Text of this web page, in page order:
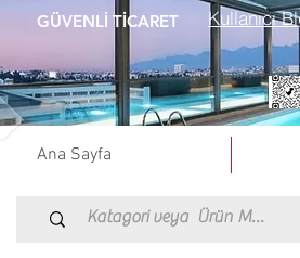
GÜVENLİ TİCARET Kullanıcı
Ana Sayfa